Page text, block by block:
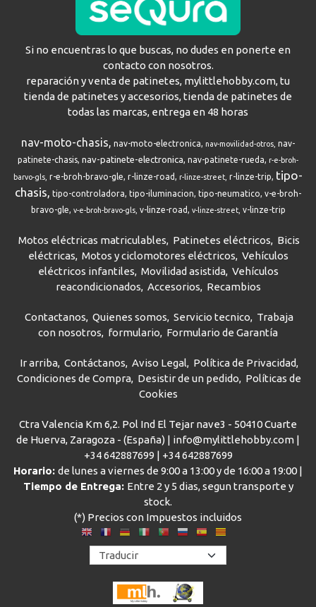
Si no encuentras lo que buscas, no dudes en ponerte en
contacto con nosotros.
reparación y venta de patinetes, mylittlehobby.com, tu
tienda de patinetes y accesorios, tienda de patinetes de
todas las marcas, entrega en 48 horas
nav-moto-chasis nav-moto-electronica nav-movilidad-otros nav-
patinete-chasis nav-patinete-electronica nav-patinete-rueda
r-e-broh-
barvo-gls r-e-broh-bravo-gle r-linze-road r-linze-street r-linze-trip
tipo-
chasis
tipo-controladora tipo-iluminacion tipo-neumatico v-e-broh-
bravo-gle v-e-broh-bravo-gls v-linze-road v-linze-street v-linze-trip
Motos eléctricas matriculables Patinetes eléctricos
Bicis
eléctricas Motos y ciclomotores eléctricos Vehículos
eléctricos infantiles Movilidad asistida Vehículos
reacondicionados Accesorios Recambios
Contactanos Quienes somos Servicio tecnico
Trabaja
con nosotros
formulario Formulario de Garantía
Ir arriba Contáctanos Aviso Legal
Política de Privacidad
Condiciones de Compra Desistir de un pedido
Políticas de
Cookies
Ctra Valencia Km 6,2. Pol Ind El Tejar nave3 - 50410 Cuarte
de Huerva, Zaragoza - (España) | info@mylittlehobby.com |
+34 642887699 | +34 642887699
Horario: de lunes a viernes de 9:00 a 13:00 y de 16:00 a 19:00 |
Tiempo de Entrega: Entre 2 y 5 dias, segun transporte y
stock.
(*) Precios con Impuestos incluidos